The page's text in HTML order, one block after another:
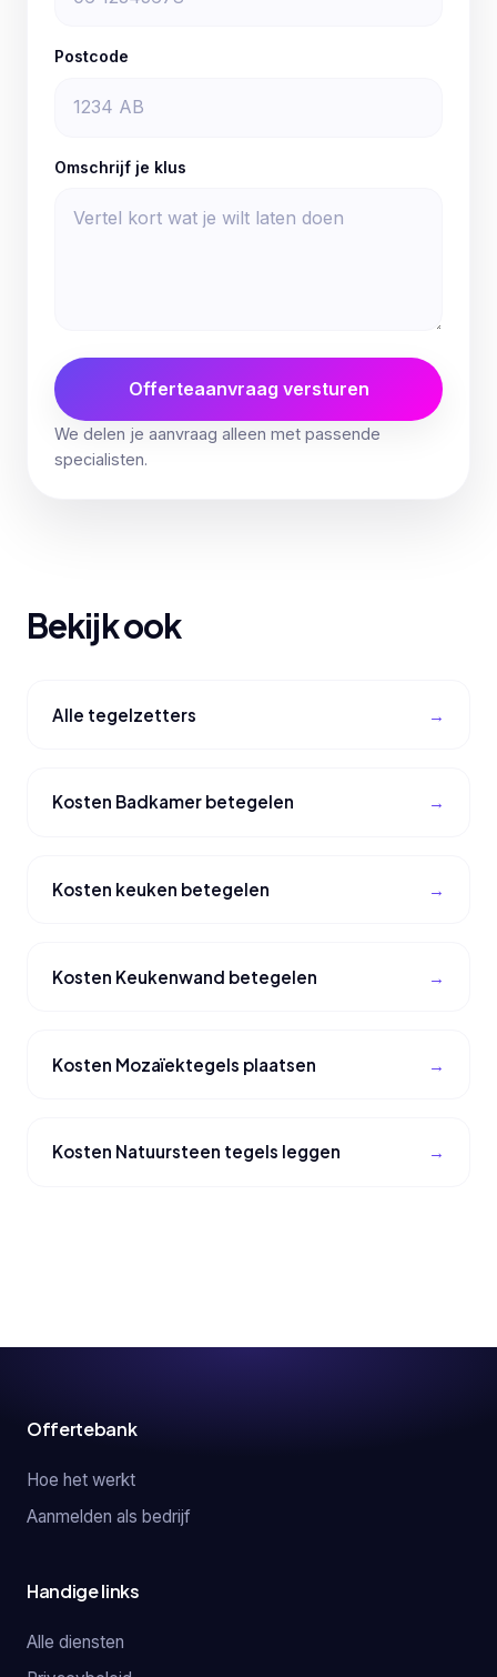
Postcode
Omschrijf je klus
Offerteaanvraag versturen
We delen je aanvraag alleen met passende
specialisten.
Bekijk ook
Alle tegelzetters
Kosten Badkamer betegelen
Kosten keuken betegelen
Kosten Keukenwand betegelen
Kosten Mozaïektegels plaatsen
Kosten Natuursteen tegels leggen
Offertebank
Hoe het werkt
Aanmelden als bedrijf
Handige links
Alle diensten